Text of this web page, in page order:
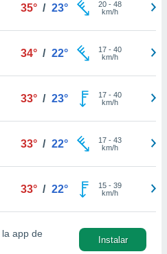
35° / 23° 20- 48
km/h
34° / 22° 17- 40
km/h
33° / 23° 17- 40
km/h
33° / 22° 17- 43
km/h
33° / 22° 15- 39
km/h
la app de
Instalar